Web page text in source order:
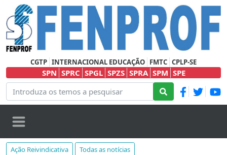
CGTP INTERNACIONAL EDUCAÇÃO FMTC CPLP-SE
SPN SPRC SPGL SPZS SPRA SPM SPE
Ação Reivindicativa
Todas as notícias